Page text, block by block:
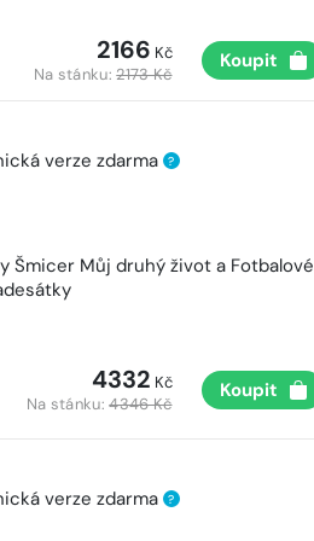
2166 Kč
Na stánku:2173 Kč
Koupit
verze zdarma ?
Šmicer Můj druhý život a Fotbalové
4332 Kč
Na stánku:4346 Kč
Koupit
verze zdarma ?